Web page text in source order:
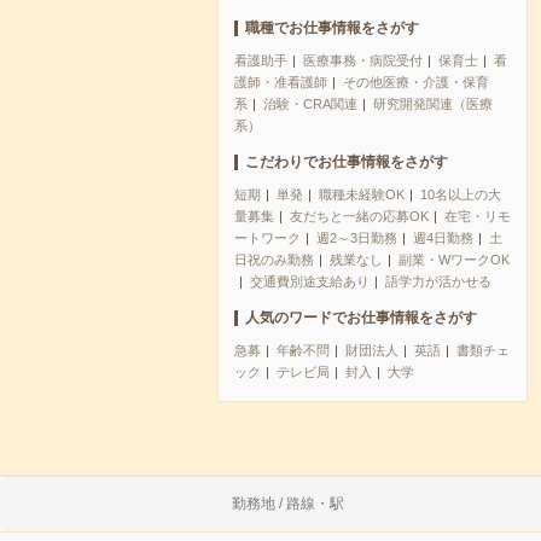
職種でお仕事情報をさがす
看護助手 医療事務・病院受付 保育士
看
護師・准看護師
その他医療・介護・保育
系
治験・CRA関連
研究開発関連（医療
系）
こだわりでお仕事情報をさがす
短期 単発 職種未経験OK
10名以上の大
量募集
友だちと一緒の応募OK
在宅・リモ
ートワーク
週2～3日勤務 週4日勤務
土
日祝のみ勤務
残業なし
副業・WワークOK
交通費別途支給あり
語学力が活かせる
人気のワードでお仕事情報をさがす
急募 年齢不問 財団法人 英語
書類チェ
ック
テレビ局 封入 大学
勤務地 / 路線・駅